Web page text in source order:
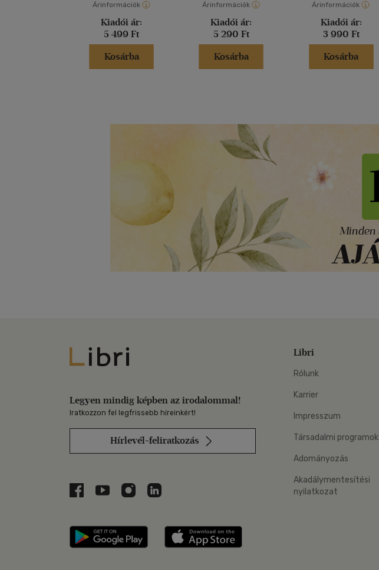
Árinformációk
Kiadói ár:
5 499 Ft
Kosárba
Árinformációk
Kiadói ár:
5 290 Ft
Kosárba
Árinformációk
Kiadói ár:
3 990 Ft
Kosárba
Libri
Legyen mindig képben az irodalommal!
Iratkozzon fel legfrissebb híreinkért!
Hírlevél-feliratkozás
Libri a Facebookon
Libri a Youtube-on
Libri az Instagramon
Libri a LinkedInen
Libri applikáció Szerezd meg: Google Play
Libri
Rólunk
Karrier
Impresszum
Társadalmi programok
Adományozás
Akadálymentesítési
nyilatkozat